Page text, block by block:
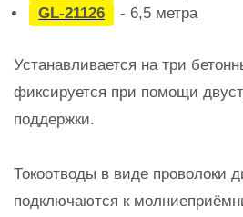
GL-21126
- 6,5 метра
Устанавливается на три
фиксируется при помощи
поддержки.
Токоотводы в виде проволоки
подключаются к